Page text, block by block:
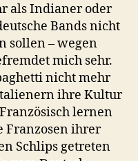
als Indianer oder
Bands nicht
sollen – wegen
mich sehr.
nicht mehr
ihre Kultur
lernen
Franzosen ihrer
Schlips getreten